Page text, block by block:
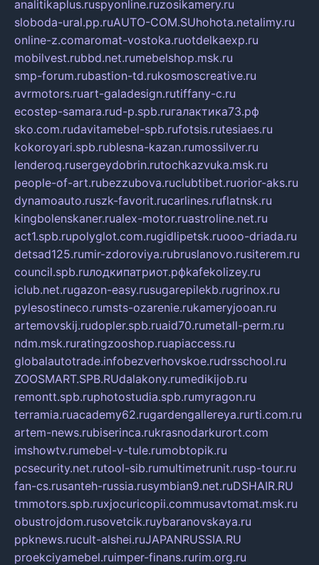
analitikaplus.ruspyonline.ruzosikamery.ru
sloboda-ural.pp.ruAUTO-COM.SUhohota.netalimy.ru
online-z.comaromat-vostoka.ruotdelkaexp.ru
mobilvest.rubbd.net.rumebelshop.msk.ru
smp-forum.rubastion-td.rukosmoscreative.ru
avrmotors.ruart-galadesign.rutiffany-c.ru
ecostep-samara.rud-p.spb.ruгалактика73.рф
sko.com.rudavitamebel-spb.rufotsis.rutesiaes.ru
kokoroyari.spb.rublesna-kazan.rumossilver.ru
lenderoq.rusergeydobrin.rutochkazvuka.msk.ru
people-of-art.rubezzubova.ruclubtibet.ruorior-aks.ru
dynamoauto.ruszk-favorit.rucarlines.ruflatnsk.ru
kingbolenskaner.rualex-motor.ruastroline.net.ru
act1.spb.rupolyglot.com.rugidlipetsk.ruooo-driada.ru
detsad125.rumir-zdoroviya.rubruslanovo.rusiterem.ru
council.spb.ruлодкипатриот.рфkafekolizey.ru
iclub.net.rugazon-easy.rusugarepilekb.rugrinox.ru
pylesostineco.rumsts-ozarenie.rukameryjooan.ru
artemovskij.rudopler.spb.ruaid70.rumetall-perm.ru
ndm.msk.ruratingzooshop.ruapiaccess.ru
globalautotrade.infobezverhovskoe.rudrsschool.ru
ZOOSMART.SPB.RUdalakony.rumedikijob.ru
remontt.spb.ruphotostudia.spb.rumyragon.ru
terramia.ruacademy62.rugardengallereya.rurti.com.ru
artem-news.rubiserinca.rukrasnodarkurort.com
imshowtv.rumebel-v-tule.rumobtopik.ru
pcsecurity.net.rutool-sib.rumultimetrunit.rusp-tour.ru
fan-cs.rusanteh-russia.rusymbian9.net.ruDSHAIR.RU
tmmotors.spb.ruxjocuricopii.commusavtomat.msk.ru
obustrojdom.rusovetcik.ruybaranovskaya.ru
ppknews.rucult-alshei.ruJAPANRUSSIA.RU
proekciyamebel.ruimper-finans.rurim.org.ru